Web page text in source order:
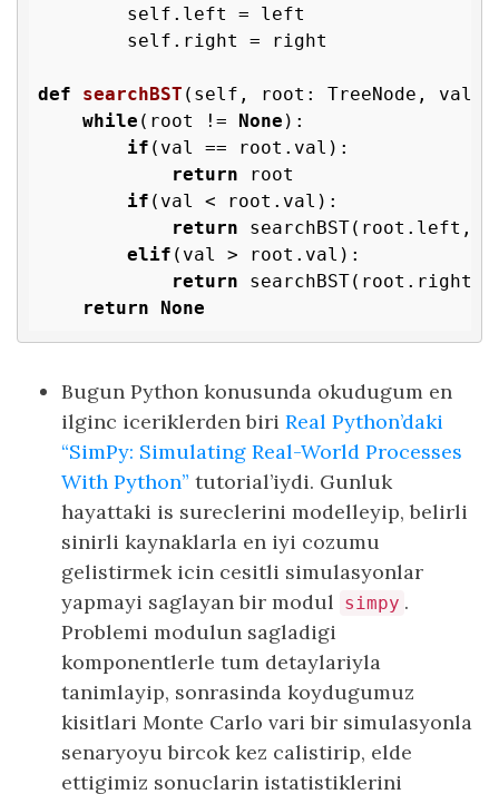
        self.left = left
        self.right = right
def searchBST (self, root: TreeNode, val:
while (root != None ):
if (val == root.val):
return root
if (val < root.val):
return searchBST(root.left,
elif (val > root.val):
return searchBST(root.right,
return
None
Bugun Python konusunda okudugum en
ilginc iceriklerden biri Real Python’daki
“SimPy: Simulating Real-World Processes
With Python” tutorial’iydi. Gunluk
hayattaki is sureclerini modelleyip, belirli
sinirli kaynaklarla en iyi cozumu
gelistirmek icin cesitli simulasyonlar
yapmayi saglayan bir modul simpy .
Problemi modulun sagladigi
komponentlerle tum detaylariyla
tanimlayip, sonrasinda koydugumuz
kisitlari Monte Carlo vari bir simulasyonla
senaryoyu bircok kez calistirip, elde
ettigimiz sonuclarin istatistiklerini